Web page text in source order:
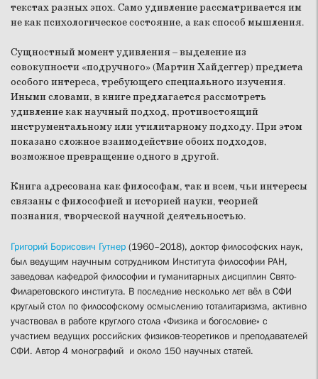
текстах разных эпох. Само удивление рассматривается им
не как психологическое состояние, а как способ мышления.
Сущностный момент удивления – выделение из
совокупности «подручного» (Мартин Хайдеггер) предмета
особого интереса, требующего специального изучения.
Иными словами, в книге предлагается рассмотреть
удивление как научный подход, противостоящий
инструментальному или утилитарному подходу. При этом
показано сложное взаимодействие обоих подходов,
возможное превращение одного в другой.
Книга адресована как философам, так и всем, чьи интересы
связаны с философией и историей науки, теорией
познания, творческой научной деятельностью.
Григорий Борисович Гутнер (1960–2018), доктор философских наук,
был ведущим научным сотрудником Института философии РАН,
заведовал кафедрой философии и гуманитарных дисциплин Свято-
Филаретовского института. В последние несколько лет вёл в СФИ
круглый стол по философскому осмыслению тоталитаризма, активно
участвовал в работе круглого стола «Физика и богословие» с
участием ведущих российских физиков-теоретиков и преподавателей
СФИ. Автор 4 монографий и около 150 научных статей.